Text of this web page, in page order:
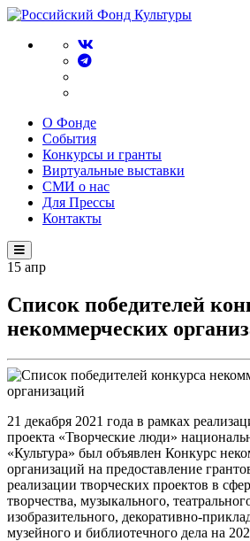
О Фонде
События
Конкурсы и гранты
Виртуальные выставки
СМИ о нас
Для Прессы
Контакты
15 апр
Список победителей
некоммерческих
21 декабря 2021 года в рамках
проекта «Творческие люди»
«Культура» был объявлен Конкурс
организаций на предоставление
реализации творческих проектов в
творчества, музыкального,
изобразительного, декоративно-
музейного и библиотечного дела на